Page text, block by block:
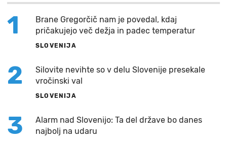
1
Brane Gregorčič nam je povedal, kdaj
pričakujejo več dežja in padec temperatur
SLOVENIJA
2
Silovite nevihte so v delu Slovenije presekale
vročinski val
SLOVENIJA
3
Alarm nad Slovenijo: Ta del države bo danes
najbolj na udaru